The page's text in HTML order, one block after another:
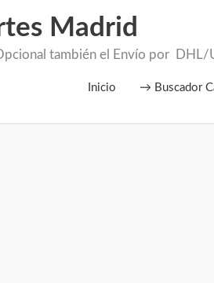
Madrid
también el Envío por DHL/
Inicio → Buscador